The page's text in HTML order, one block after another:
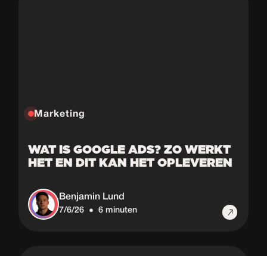
Marketing
WAT IS GOOGLE ADS? ZO WERKT
HET EN DIT KAN HET OPLEVEREN
Benjamin Lund
7/6/26 • 6 minuten